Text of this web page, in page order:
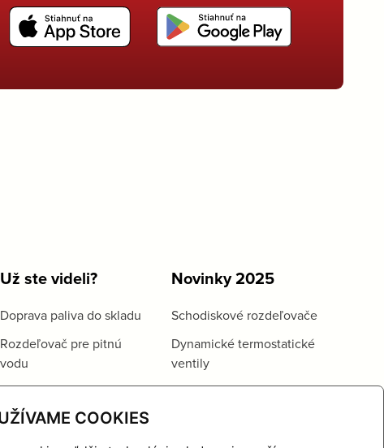
COOKIES
Už ste videli?
Doprava paliva do skladu
Rozdeľovač pre pitnú
vodu
Novinky 2025
Schodiskové rozdeľovače
Dynamické termostatické
ventily